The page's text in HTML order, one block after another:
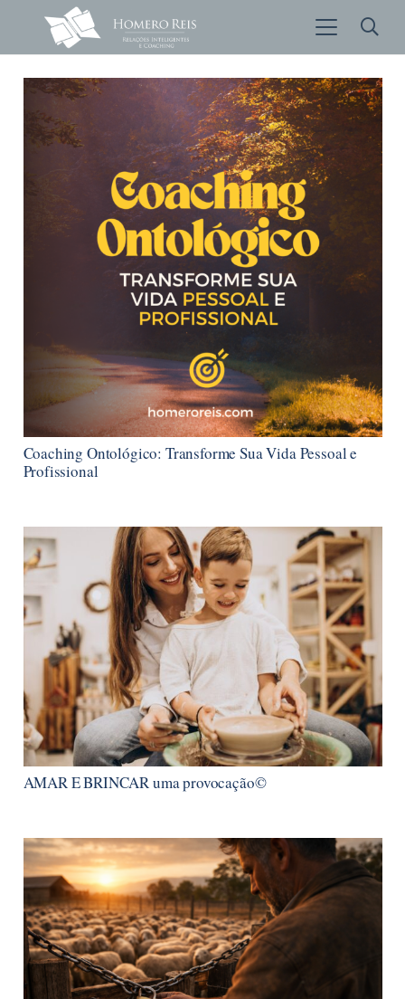
Coaching Ontológico: Transforme Sua Vida Pessoal e
Profissional
AMAR E BRINCAR uma provocação©